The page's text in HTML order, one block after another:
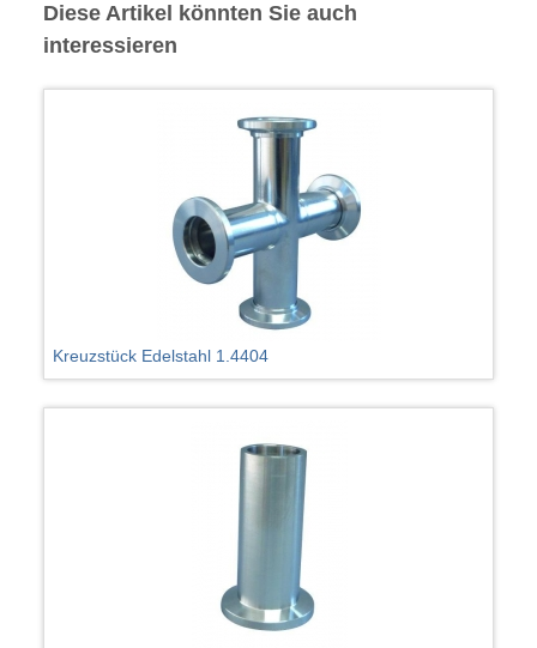
Diese Artikel könnten Sie auch
interessieren
Kreuzstück Edelstahl 1.4404